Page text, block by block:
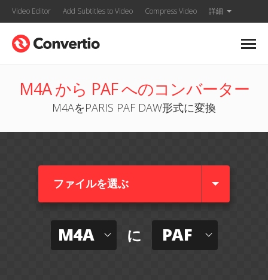
Video Editor Add Subtitles to Video Compress Video 詳細
M4A から PAF へのコンバーター
M4AをPARIS PAF DAW形式に変換
ファイルを選ぶ
M4A に PAF